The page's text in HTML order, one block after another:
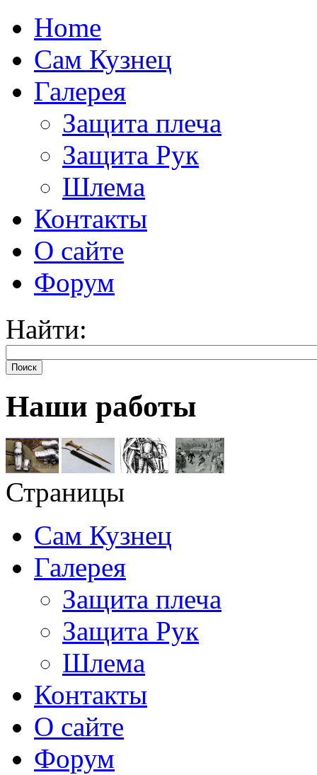
Home
Сам Кузнец
Галерея
Защита плеча
Защита Рук
Шлема
Контакты
О сайте
Форум
Найти:
Поиск
Наши работы
Страницы
Сам Кузнец
Галерея
Защита плеча
Защита Рук
Шлема
Контакты
О сайте
Форум